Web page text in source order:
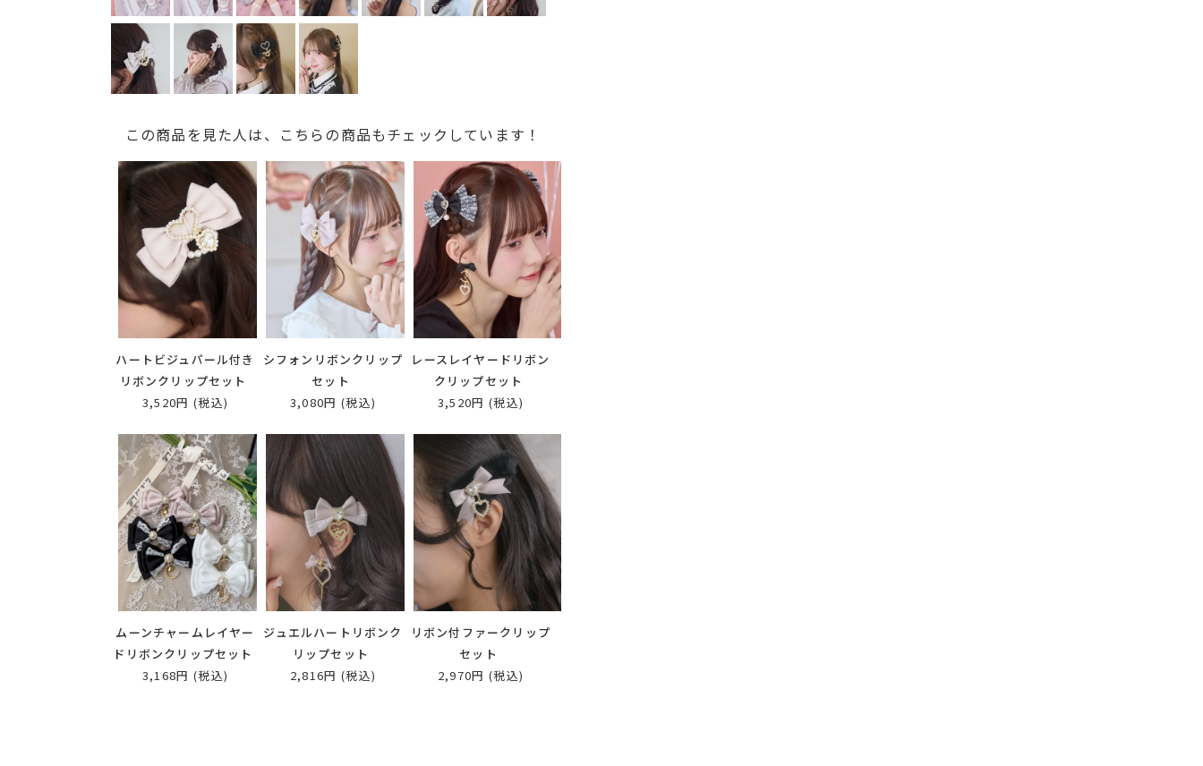
この商品を見た人は、こちらの商品もチェックしています！
ハートビジュパール付き
リボンクリップセット
3,520円 (税込)
シフォンリボンクリップ
セット
3,080円 (税込)
レースレイヤードリボン
クリップセット
3,520円 (税込)
ムーンチャームレイヤー
ドリボンクリップセット
3,168円 (税込)
ジュエルハートリボンク
リップセット
2,816円 (税込)
リボン付ファークリップ
セット
2,970円 (税込)